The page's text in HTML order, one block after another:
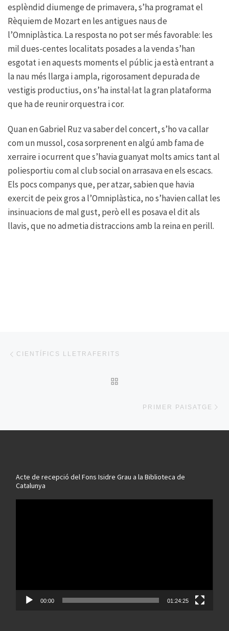
esplèndid diumenge de primavera, s’ha programat el
Rèquiem de Mozart en les antigues naus de
l’Omniplàstica. La resposta no pot ser més favorable: les
mil dues-centes localitats posades a la venda s’han
esgotat i en aquests moments el públic ja està entrant a
la nau més llarga i ampla, rigorosament depurada de
vestigis productius, on s’ha instal·lat la gran plataforma
que ha de reunir orquestra i cor.
Quan en Gabriel Ruz va saber del concert, s’ho va callar
com un mussol, cosa sorprenent en algú amb fama de
xerraire i ocurrent que s’havia guanyat molts amics tant al
poliesportiu com al club social on arrasava en els escacs.
Els pocs companys que, per atzar, sabien que havia
exercit de peix gros a l’Omniplàstica, no s’havien callat les
insinuacions de mal gust, però ell es posava el dit als
llavis, que no admetia distraccions amb la reina en perill.
CIENTÍFICS LLETRAFERITS
PRIMER PAISATGE
Acte de recepció del Fons Isidre Grau a la Biblioteca de
Catalunya
00:00 01:24:25